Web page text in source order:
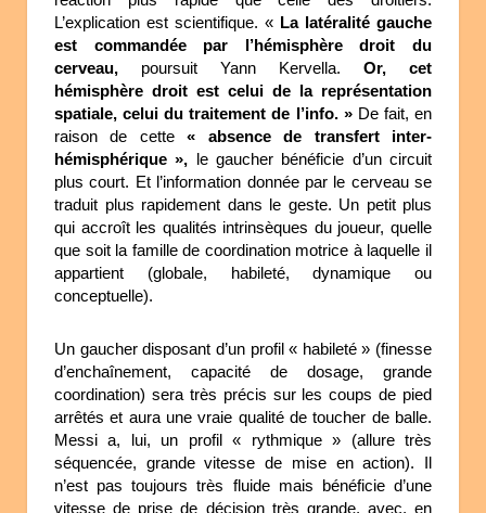
L’explication est scientifique. « La latéralité gauche
est commandée par l’hémisphère droit du
cerveau, poursuit Yann Kervella. Or, cet
hémisphère droit est celui de la représentation
spatiale, celui du traitement de l’info. »De fait, en
raison de cette« absence de transfert inter-
hémisphérique », le gaucher bénéficie d’un circuit
plus court. Et l’information donnée par le cerveau se
traduit plus rapidement dans le geste. Un petit plus
qui accroît les qualités intrinsèques du joueur, quelle
que soit la famille de coordination motrice à laquelle il
appartient (globale, habileté, dynamique ou
conceptuelle).
Un gaucher disposant d’un profil « habileté » (finesse
d’enchaînement, capacité de dosage, grande
coordination) sera très précis sur les coups de pied
arrêtés et aura une vraie qualité de toucher de balle.
Messi a, lui, un profil « rythmique » (allure très
séquencée, grande vitesse de mise en action). Il
n’est pas toujours très fluide mais bénéficie d’une
vitesse de prise de décision très grande, avec, en